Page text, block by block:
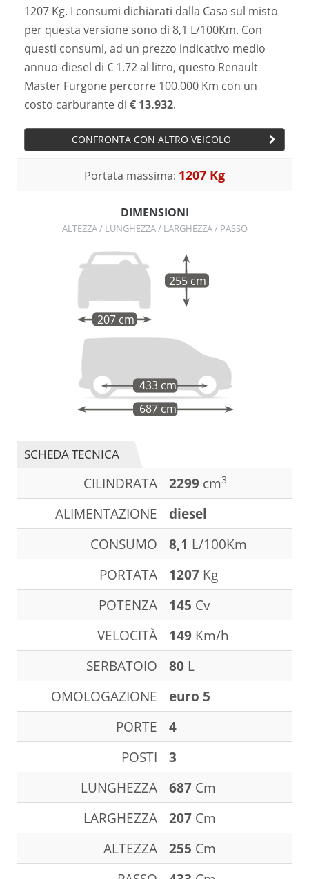
1207 Kg. I consumi dichiarati dalla Casa sul misto
per questa versione sono di 8,1 L/100Km. Con
questi consumi, ad un prezzo indicativo medio
annuo-diesel di € 1.72 al litro, questo Renault
Master Furgone percorre 100.000 Km con un
costo carburante di € 13.932.
CONFRONTA CON ALTRO VEICOLO
Portata massima: 1207 Kg
DIMENSIONI
ALTEZZA / LUNGHEZZA / LARGHEZZA / PASSO
207 cm
255 cm
687 cm
433 cm
SCHEDA TECNICA
CILINDRATA 2299 cm3
ALIMENTAZIONE
diesel
CONSUMO
8,1 L/100Km
PORTATA
1207 Kg
POTENZA
145 Cv
VELOCITÀ
149 Km/h
SERBATOIO
80 L
OMOLOGAZIONE
euro 5
PORTE
4
POSTI
3
LUNGHEZZA
687 Cm
LARGHEZZA
207 Cm
ALTEZZA
255 Cm